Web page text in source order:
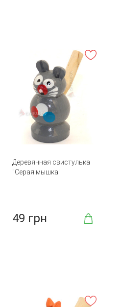
Деревянная свистулька
"Серая мышка"
49 грн